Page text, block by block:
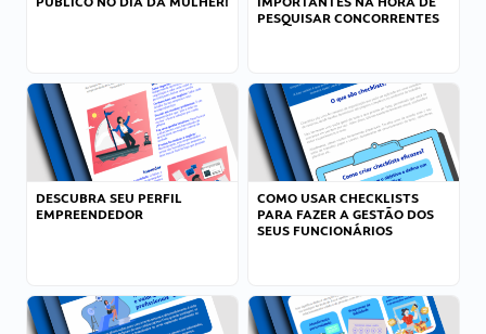
PESQUISAR CONCORRENTES
DESCUBRA SEU PERFIL
EMPREENDEDOR
COMO USAR CHECKLISTS
PARA FAZER A GESTÃO DOS
SEUS FUNCIONÁRIOS